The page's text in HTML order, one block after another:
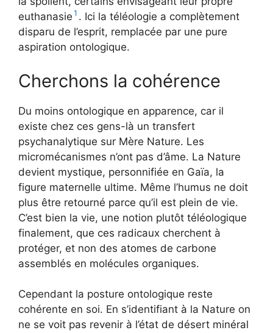
euthanasie 1 . Ici la téléologie a complètement
disparu de l’esprit, remplacée par une pure
aspiration ontologique.
Cherchons la cohérence
Du moins ontologique en apparence, car il
existe chez ces gens-là un transfert
psychanalytique sur Mère Nature. Les
micromécanismes n’ont pas d’âme. La Nature
devient mystique, personnifiée en Gaïa, la
figure maternelle ultime. Même l’humus ne doit
plus être retourné parce qu’il est plein de vie.
C’est bien la vie, une notion plutôt téléologique
finalement, que ces radicaux cherchent à
protéger, et non des atomes de carbone
assemblés en molécules organiques.
Cependant la posture ontologique reste
cohérente en soi. En s’identifiant à la Nature on
ne se voit pas revenir à l’état de désert minéral